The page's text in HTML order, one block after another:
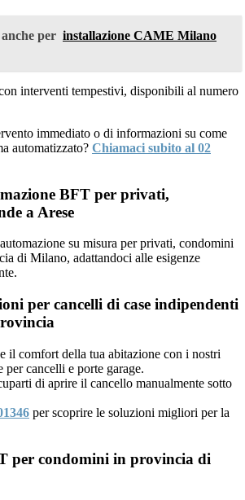
per installazione CAME Milano
interventi tempestivi, disponibili al numero
immediato o di informazioni su come
automatizzato? Chiamaci subito al 02
BFT per privati,
a Arese
su misura per privati, condomini
di Milano, adattandoci alle esigenze
per cancelli di case indipendenti
il comfort della tua abitazione con i nostri
per cancelli e porte garage.
di aprire il cancello manualmente sotto
per scoprire le soluzioni migliori per la
per condomini in provincia di